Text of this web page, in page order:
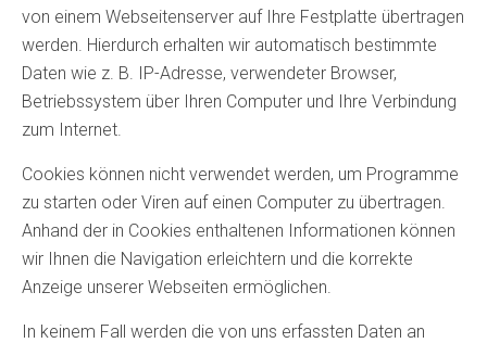
von einem Webseitenserver auf Ihre Festplatte übertragen
werden. Hierdurch erhalten wir automatisch bestimmte
Daten wie z. B. IP-Adresse, verwendeter Browser,
Betriebssystem über Ihren Computer und Ihre Verbindung
zum Internet.
Cookies können nicht verwendet werden, um Programme
zu starten oder Viren auf einen Computer zu übertragen.
Anhand der in Cookies enthaltenen Informationen können
wir Ihnen die Navigation erleichtern und die korrekte
Anzeige unserer Webseiten ermöglichen.
In keinem Fall werden die von uns erfassten Daten an